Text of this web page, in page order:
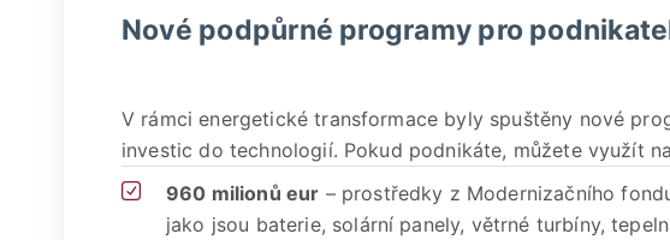
Nové podpůrné programy pro
V rámci energetické transformace byly spuštěny nové
investic do technologií. Pokud podnikáte, můžete využít
960 milionů eur – prostředky z Modernizačního
jako jsou baterie, solární panely, větrné turbíny,